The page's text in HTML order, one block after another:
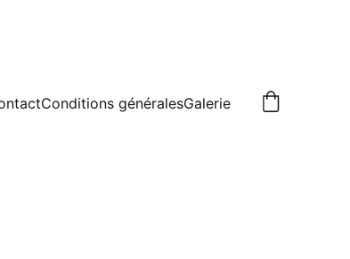
Conditions généralesGalerie